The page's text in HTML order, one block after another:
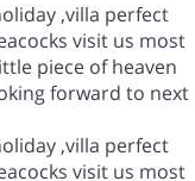
,villa perfect
visit us most
piece of heaven
forward to next
,villa perfect
visit us most